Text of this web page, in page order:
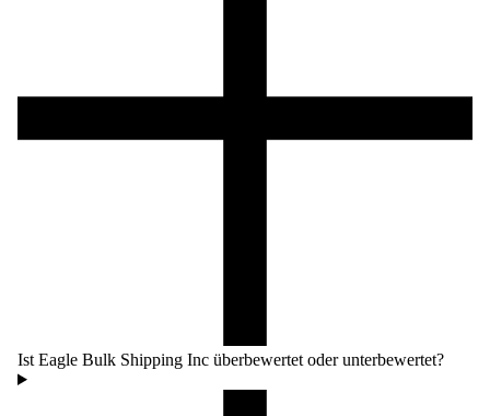
Ist Eagle Bulk Shipping Inc überbewertet oder unterbewertet?